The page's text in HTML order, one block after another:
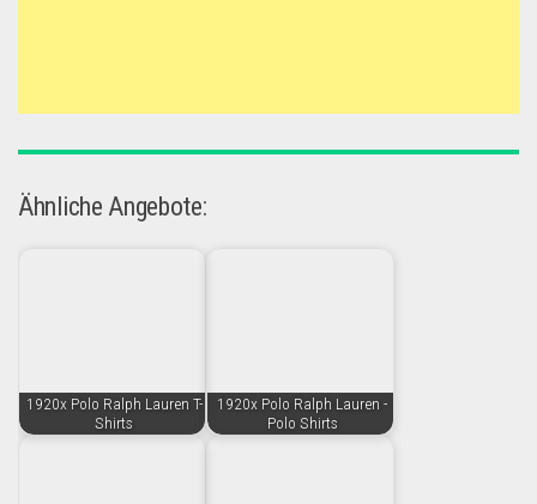
Ähnliche Angebote:
1920x Polo Ralph Lauren T-
Shirts
1920x Polo Ralph Lauren -
Polo Shirts